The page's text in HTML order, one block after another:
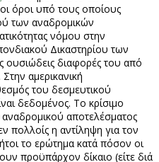
όροι υπό τους οποίους
των αναδρομικών
νόμου στην
Δικαστηρίου των
ουσιώδεις διαφορές του από
Στην αμερικανική
του δεσμευτικού
δεδομένος. Το κρίσιμο
αποτελέσματος
πολλοίς η αντίληψη για τον
το ερώτημα κατά πόσον οι
προϋπάρχον δίκαιο (είτε διά